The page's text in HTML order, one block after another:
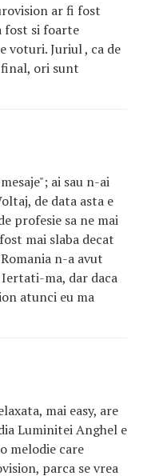
ar fi fost
fost si foarte
voturi. Juriul , ca de
ori sunt
ai sau n-ai
de data asta e
profesie sa ne mai
mai slaba decat
n-a avut
Iertati-ma, dar daca
atunci eu ma
mai easy, are
Luminitei Anghel e
melodie care
parca se vrea